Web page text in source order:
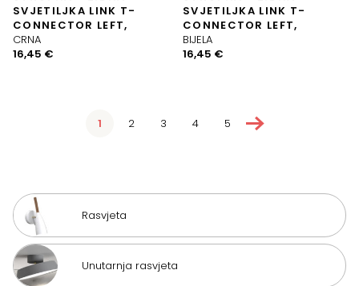
SVJETILJKA LINK T-
CONNECTOR LEFT,
CRNA
16,45 €
SVJETILJKA LINK T-
CONNECTOR LEFT,
BIJELA
16,45 €
1 2 3 4 5→
Rasvjeta
Unutarnja rasvjeta